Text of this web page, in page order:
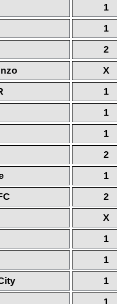
1
1
2
X
1
1
1
2
1
2
X
1
1
1
1